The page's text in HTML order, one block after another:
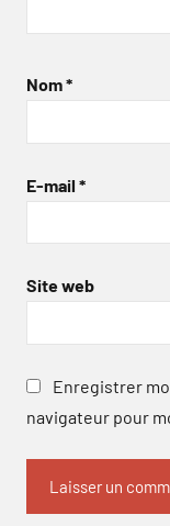
Nom*
E-mail *
Site web
Enregistrer
navigateur pour